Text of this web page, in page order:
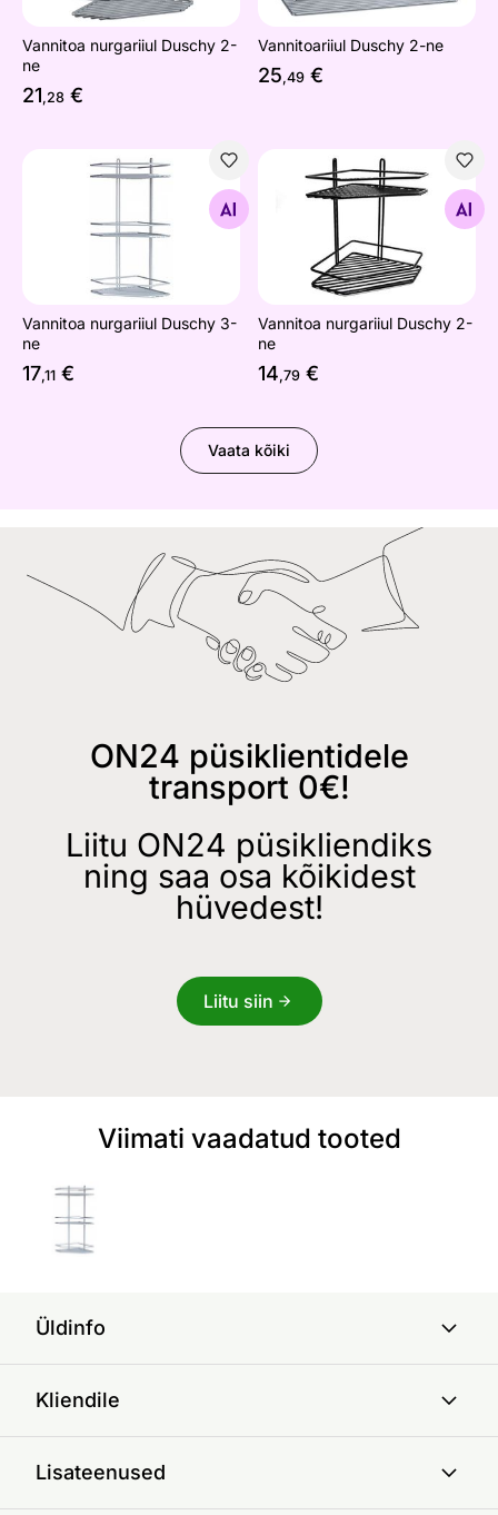
Vannitoa nurgariiul Duschy 2-
ne
21,28 €
Vannitoariiul Duschy 2-ne
25,49 €
Vannitoa nurgariiul Duschy 3-ne
Vannitoa nurgariiul Duschy 3-
ne
17,11 €
Vannitoa nurgariiul Duschy
Otsi sarnaseid
Vannitoa nurgariiul Duschy 2-
ne
14,79 €
Vaata kõiki
ON24 püsiklientidele
transport 0€!
Liitu ON24 püsikliendiks
ning saa osa kõikidest
hüvedest!
Liitu siin
Viimati vaadatud tooted
Üldinfo
Kliendile
Lisateenused